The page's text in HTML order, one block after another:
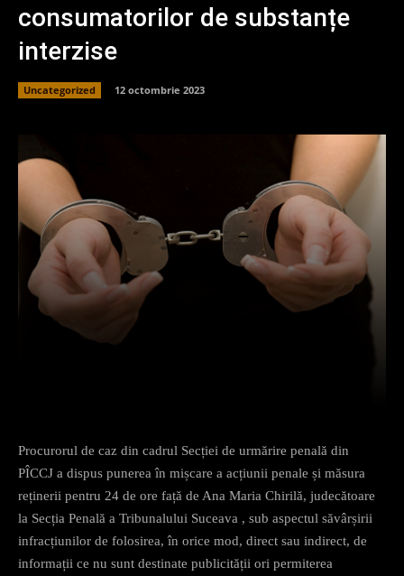
consumatorilor de substanțe
interzise
Uncategorized 12 octombrie 2023
Procurorul de caz din cadrul Secției de urmărire penală din
PÎCCJ a dispus punerea în mișcare a acțiunii penale și măsura
reținerii pentru 24 de ore față de Ana Maria Chirilă, judecătoare
la Secția Penală a Tribunalului Suceava , sub aspectul săvârșirii
infracțiunilor de folosirea, în orice mod, direct sau indirect, de
informații ce nu sunt destinate publicității ori permiterea